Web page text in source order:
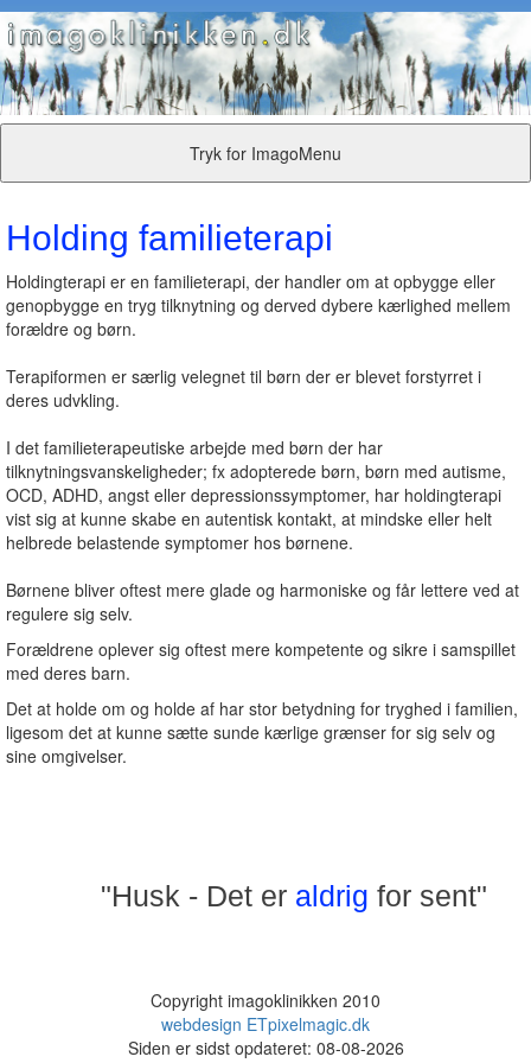
Tryk for ImagoMenu
Holding familieterapi
Holdingterapi er en familieterapi, der handler om at opbygge eller
genopbygge en tryg tilknytning og derved dybere kærlighed mellem
forældre og børn.
Terapiformen er særlig velegnet til børn der er blevet forstyrret i
deres udvkling.
I det familieterapeutiske arbejde med børn der har
tilknytningsvanskeligheder; fx adopterede børn, børn med autisme,
OCD, ADHD, angst eller depressionssymptomer, har holdingterapi
vist sig at kunne skabe en autentisk kontakt, at mindske eller helt
helbrede belastende symptomer hos børnene.
Børnene bliver oftest mere glade og harmoniske og får lettere ved at
regulere sig selv.
Forældrene oplever sig oftest mere kompetente og sikre i samspillet
med deres barn.
Det at holde om og holde af har stor betydning for tryghed i familien,
ligesom det at kunne sætte sunde kærlige grænser for sig selv og
sine omgivelser.
"Husk - Det er aldrig for sent"
Copyright imagoklinikken 2010
webdesign ETpixelmagic.dk
Siden er sidst opdateret: 08-08-2026